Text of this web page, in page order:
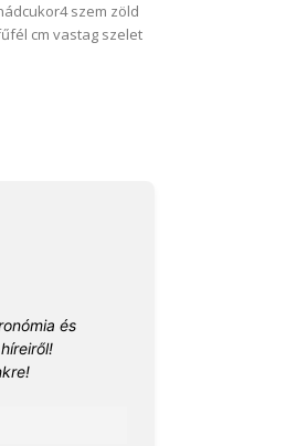
szem zöld
cm vastag szelet
és